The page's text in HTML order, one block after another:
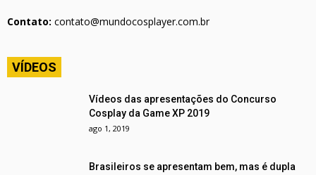
Contato: contato@mundocosplayer.com.br
VÍDEOS
Vídeos das apresentações do Concurso
Cosplay da Game XP 2019
ago 1, 2019
Brasileiros se apresentam bem, mas é dupla